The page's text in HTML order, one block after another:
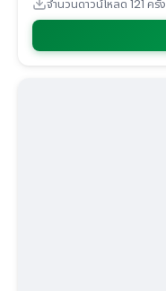
จำนวนดาวน์โหลด 121 ครั้ง